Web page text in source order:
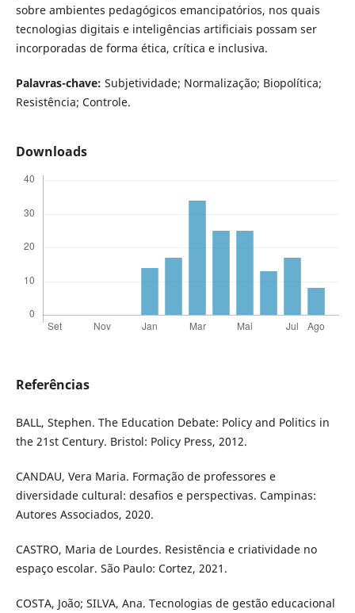
sobre ambientes pedagógicos emancipatórios, nos quais
tecnologias digitais e inteligências artificiais possam ser
incorporadas de forma ética, crítica e inclusiva.
Palavras-chave: Subjetividade; Normalização; Biopolítica;
Resistência; Controle.
Downloads
Referências
BALL, Stephen. The Education Debate: Policy and Politics in
the 21st Century. Bristol: Policy Press, 2012.
CANDAU, Vera Maria. Formação de professores e
diversidade cultural: desafios e perspectivas. Campinas:
Autores Associados, 2020.
CASTRO, Maria de Lourdes. Resistência e criatividade no
espaço escolar. São Paulo: Cortez, 2021.
COSTA, João; SILVA, Ana. Tecnologias de gestão educacional